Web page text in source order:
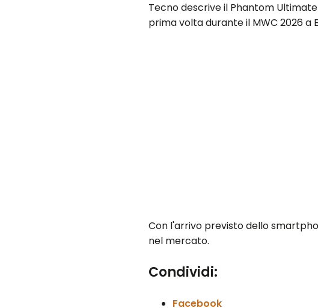
Tecno descrive il Phantom
prima volta durante il MWC 2026 a
Con l'arrivo previsto dello
nel mercato.
Condividi:
Facebook